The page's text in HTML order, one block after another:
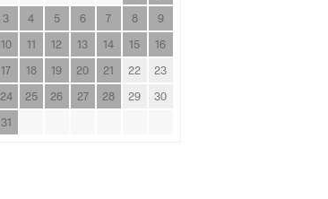
3
4 5 6 7 8
9
10
11 12 13 14 15
16
17
18 19 20 21 22
23
24
25 26 27 28 29
30
31